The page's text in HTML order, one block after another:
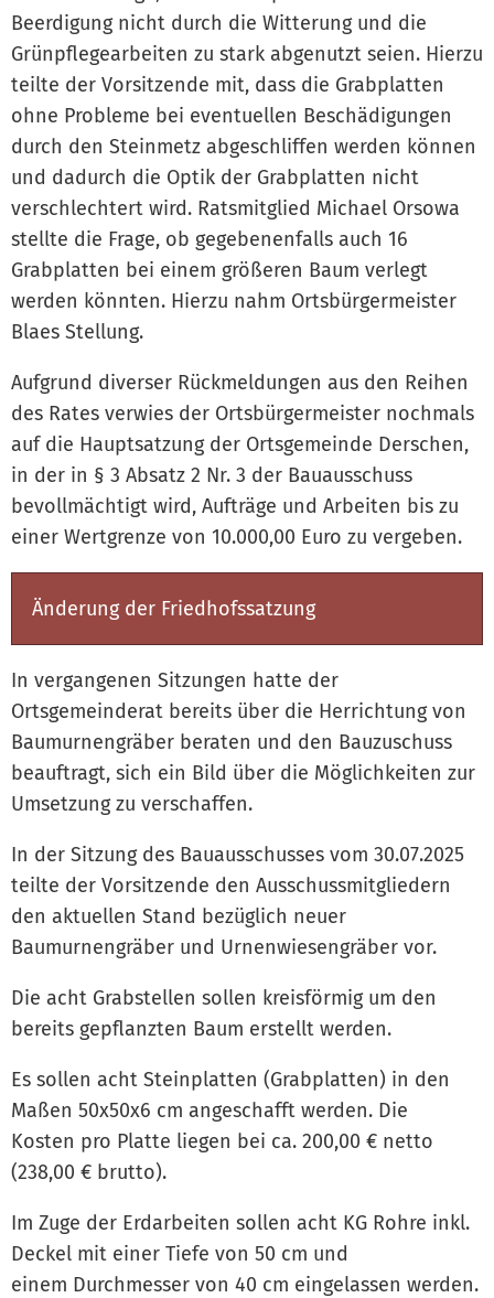
Beerdigung nicht durch die Witterung und die
Grünpflegearbeiten zu stark abgenutzt seien. Hierzu
teilte der Vorsitzende mit, dass die Grabplatten
ohne Probleme bei eventuellen Beschädigungen
durch den Steinmetz abgeschliffen werden können
und dadurch die Optik der Grabplatten nicht
verschlechtert wird. Ratsmitglied Michael Orsowa
stellte die Frage, ob gegebenenfalls auch 16
Grabplatten bei einem größeren Baum verlegt
werden könnten. Hierzu nahm Ortsbürgermeister
Blaes Stellung.
Aufgrund diverser Rückmeldungen aus den Reihen
des Rates verwies der Ortsbürgermeister nochmals
auf die Hauptsatzung der Ortsgemeinde Derschen,
in der in § 3 Absatz 2 Nr. 3 der Bauausschuss
bevollmächtigt wird, Aufträge und Arbeiten bis zu
einer Wertgrenze von 10.000,00 Euro zu vergeben.
Änderung der Friedhofssatzung
In vergangenen Sitzungen hatte der
Ortsgemeinderat bereits über die Herrichtung von
Baumurnengräber beraten und den Bauzuschuss
beauftragt, sich ein Bild über die Möglichkeiten zur
Umsetzung zu verschaffen.
In der Sitzung des Bauausschusses vom 30.07.2025
teilte der Vorsitzende den Ausschussmitgliedern
den aktuellen Stand bezüglich neuer
Baumurnengräber und Urnenwiesengräber vor.
Die acht Grabstellen sollen kreisförmig um den
bereits gepflanzten Baum erstellt werden.
Es sollen acht Steinplatten (Grabplatten) in den
Maßen 50x50x6 cm angeschafft werden. Die
Kosten pro Platte liegen bei ca. 200,00 € netto
(238,00 € brutto).
Im Zuge der Erdarbeiten sollen acht KG Rohre inkl.
Deckel mit einer Tiefe von 50 cm und
einem Durchmesser von 40 cm eingelassen werden.